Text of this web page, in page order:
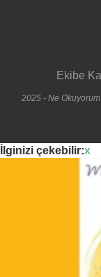
Ekibe
2025 - Ne
İlginizi çekebilir:x